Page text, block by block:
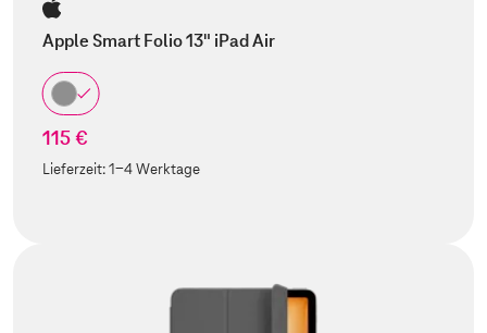
Apple Smart Folio 13" iPad Air
115 €
Lieferzeit:1-4 Werktage